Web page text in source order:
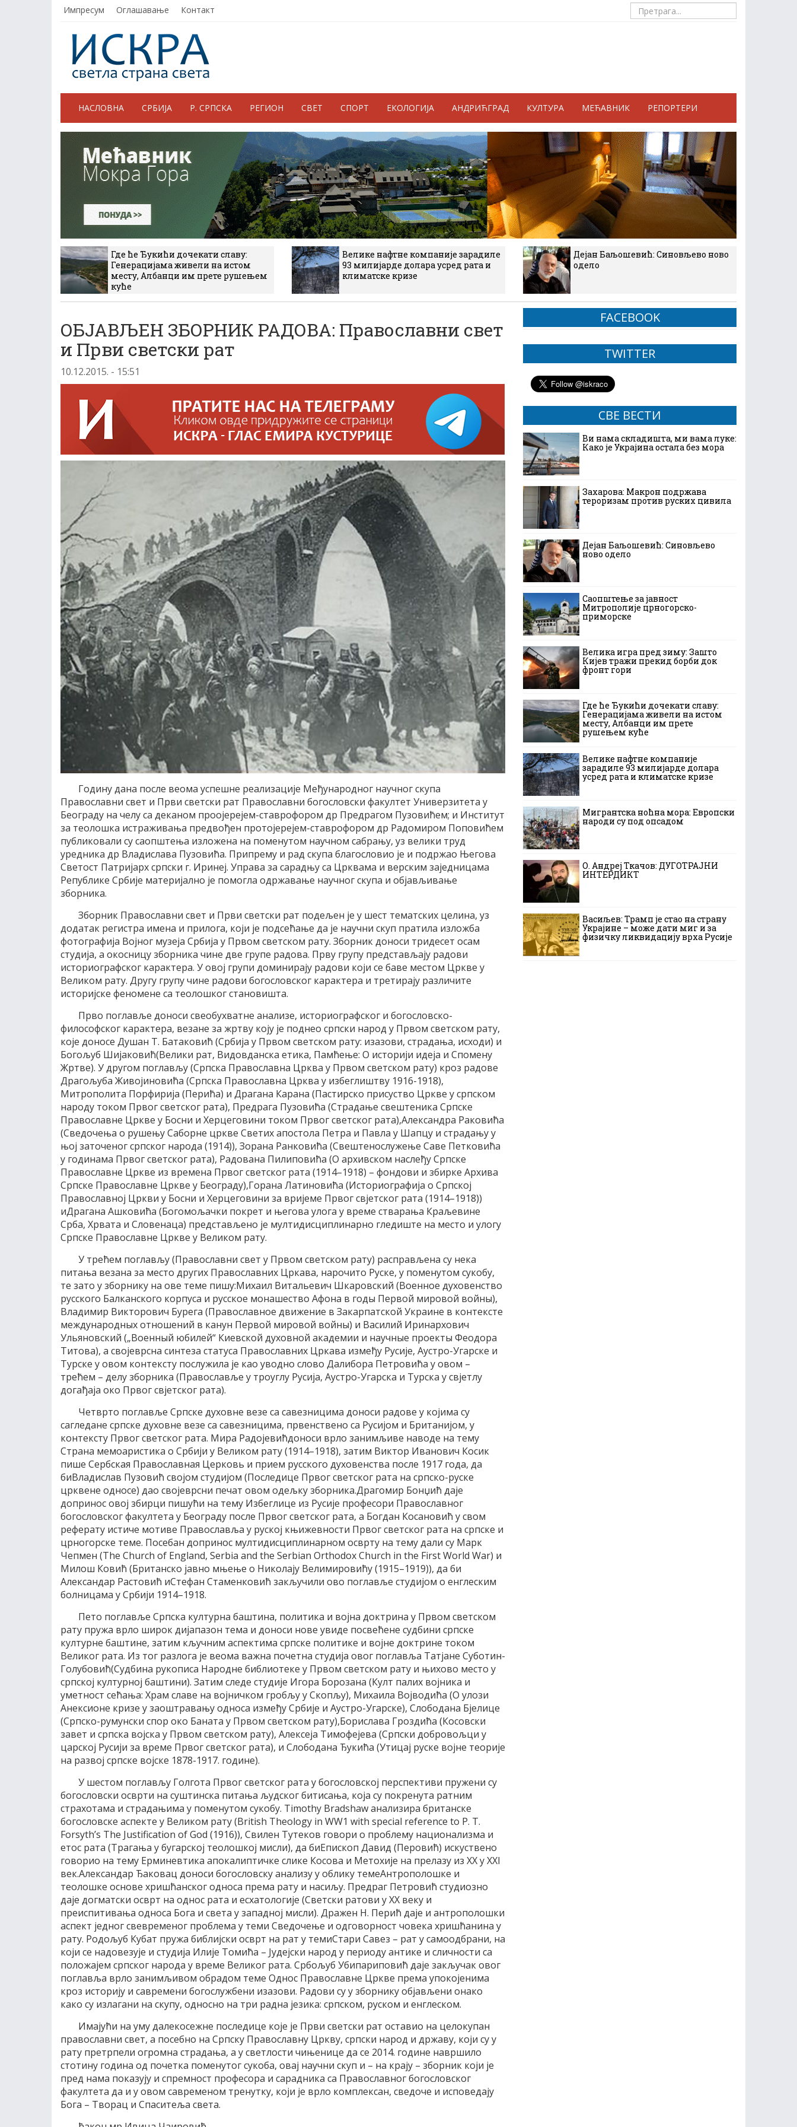
Импресум Оглашавање Контакт
НАСЛОВНА СРБИЈА Р. СРПСКА РЕГИОН СВЕТ СПОРТ ЕКОЛОГИЈА АНДРИЋГРАД КУЛТУРА МЕЋАВНИК РЕПОРТЕРИ
Где ће Ђукићи дочекати славу:
Генерацијама живели на истом
месту, Албанци им прете рушењем
куће
Велике нафтне компаније зарадиле
93 милијарде долара усред рата и
климатске кризе
Дејан Баљошевић: Синовљево ново
одело
ОБЈАВЉЕН ЗБОРНИК РАДОВА: Православни свет
и Први светски рат
10.12.2015. - 15:51
Годину дана после веома успешне реализације Међународног научног скупа
Православни свет и Први светски рат Православни богословски факултет Универзитета у
Београду на челу са деканом проојерејем-ставрофором др Предрагом Пузовићем; и Институт
за теолошка истраживања предвођен протојерејем-ставрофором др Радомиром Поповићем
публиковали су саопштења изложена на поменутом научном сабрању, уз велики труд
уредника др Владислава Пузовића. Припрему и рад скупа благословио је и подржао Његова
Светост Патријарх српски г. Иринеј. Управа за сарадњу са Црквама и верским заједницама
Републике Србије материјално је помогла одржавање научног скупа и објављивање
зборника.
Зборник Православни свет и Први светски рат подељен је у шест тематских целина, уз
додатак регистра имена и прилога, који је подсећање да је научни скуп пратила изложба
фотографија Војног музеја Србија у Првом светском рату. Зборник доноси тридесет осам
студија, а окосницу зборника чине две групе радова. Прву групу представљају радови
историографског карактера. У овој групи доминирају радови који се баве местом Цркве у
Великом рату. Другу групу чине радови богословског карактера и третирају различите
историјске феномене са теолошког становишта.
Прво поглавље доноси свеобухватне анализе, историографског и богословско-
философског карактера, везане за жртву коју је поднео српски народ у Првом светском рату,
које доносе Душан Т. Батаковић (Србија у Првом светском рату: изазови, страдања, исходи) и
Богољуб Шијаковић(Велики рат, Видовданска етика, Памћење: О историји идеја и Спомену
Жртве). У другом поглављу (Српска Православна Црква у Првом светском рату) кроз радове
Драгољуба Живојиновића (Српска Православна Црква у избеглиштву 1916-1918),
Митрополита Порфирија (Перића) и Драгана Карана (Пастирско присуствo Цркве у српском
народу током Првог светског рата), Предрага Пузовића (Страдање свештеника Српске
Православне Цркве у Босни и Херцеговини током Првог светског рата),Александра Раковића
(Сведочења о рушењу Саборне цркве Светих апостола Петра и Павла у Шапцу и страдању у
њој заточеног српског народа (1914)), Зорана Ранковића (Свештенослужење Саве Петковића
у годинама Првог светског рата), Радована Пилиповића (О архивском наслеђу Српске
Православне Цркве из времена Првог светског рата (1914–1918) – фондови и збирке Архива
Српске Православне Цркве у Београду),Горана Латиновића (Историографија о Српској
Православној Цркви у Босни и Херцеговини за вријеме Првог свјетског рата (1914–1918))
иДрагана Ашковића (Богомољачки покрет и његова улога у време стварања Краљевине
Срба, Хрвата и Словенаца) представљено је мултидисциплинарно гледиште на место и улогу
Српске Православне Цркве у Великом рату.
У трећем поглављу (Православни свет у Првом светском рату) расправљена су нека
питања везана за место других Православних Цркава, нарочито Руске, у поменутом сукобу,
те зато у зборнику на ове теме пишу:Михаил Витальевич Шкаровский (Военное духовенство
русского Балканского корпуса и русское монашество Афона в годы Первой мировой войны),
Владимир Викторович Бурега (Православное движение в Закарпатской Украине в контексте
международных отношений в канун Первой мировой войны) и Василий Иринархович
Ульяновский („Военный юбилей“ Киевской духовной академии и научные проекты Феодора
Титова), а својеврсна синтеза статуса Православних Цркава између Русије, Аустро-Угарске и
Турске у овом контексту послужила је као уводно слово Далибора Петровића у овом –
трећем – делу зборника (Православље у троуглу Русија, Аустро-Угарска и Турска у свјетлу
догађаја око Првог свјетског рата).
Четврто поглавље Српске духовне везе са савезницима доноси радове у којима су
сагледане српске духовне везе са савезницима, првенствено са Русијом и Британијом, у
контексту Првог светског рата. Мира Радојевићдоноси врло занимљиве наводе на тему
Страна мемоаристика о Србији у Великом рату (1914–1918), затим Виктор Иванович Косик
пише Сербская Православная Церковь и прием русского духовенства после 1917 года, да
биВладислав Пузовић својом студијом (Последице Првог светског рата на српско-руске
црквене односе) дао својеврсни печат овом одељку зборника.Драгомир Бонџић даје
допринос овој збирци пишући на тему Избеглице из Русије професори Православног
богословског факултета у Београду после Првог светског рата, а Богдан Косановић у свом
реферату истиче мотиве Православља у руској књижевности Првог светског рата на српске и
црногорске теме. Посебан допринос мултидисциплинарном осврту на тему дали су Марк
Чепмен (The Church of England, Serbia and the Serbian Orthodox Church in the First World War) и
Милош Ковић (Британско јавно мњење о Николају Велимировићу (1915–1919)), да би
Александар Растовић иСтефан Стаменковић закључили ово поглавље студијом о енглеским
болницама у Србији 1914–1918.
Пето поглавље Српска културна баштина, политика и војна доктрина у Првом светском
рату пружа врло широк дијапазон тема и доноси нове увиде посвећене судбини српске
културне баштине, затим кључним аспектима српске политике и војне доктрине током
Великог рата. Из тог разлога је веома важна почетна студија овог поглавља Татјане Суботин-
Голубовић(Судбина рукописа Народне библиотеке у Првом светском рату и њихово место у
српској културној баштини). Затим следе студије Игора Борозана (Култ палих војника и
уметност сећања: Храм славе на војничком гробљу у Скопљу), Михаила Војводића (О улози
Анексионе кризе у заоштравању односа између Србије и Аустро-Угарске), Слободана Бјелице
(Српско-румунски спор око Баната у Првом светском рату),Борислава Гроздића (Косовски
завет и српска војска у Првом светском рату), Алексеја Тимофејева (Српски добровољци у
царској Русији за време Првог светског рата), и Слободана Ђукића (Утицај руске војне теорије
на развој српске војске 1878-1917. године).
У шестом поглављу Голгота Првог светског рата у богословској перспективи пружени су
богословски осврти на суштинска питања људског битисања, која су покренута ратним
страхотама и страдањима у поменутом сукобу. Timothy Bradshaw анализира британске
богословске аспекте у Великом рату (British Theology in WW1 with special reference to P. T.
Forsyth’s The Justification of God (1916)), Свилен Тутеков говори о проблему национализма и
етос рата (Трагања у бугарској теолошкој мисли), да биЕпископ Давид (Перовић) искуствено
говорио на тему Ерминевтика апокалиптичке слике Косова и Метохије на прелазу из XX у XXI
век.Александар Ђаковац доноси богословску анализу у облику темеАнтрополошке и
теолошке основе хришћанског односа према рату и насиљу. Предраг Петровић студиозно
даје догматски осврт на однос рата и есхатологије (Светски ратови у XX веку и
преиспитивања односа Бога и света у западној мисли). Дражен Н. Перић даје и антрополошки
аспект једног свевременог проблема у теми Сведочење и одговорност човека хришћанина у
рату. Родољуб Кубат пружа библијски осврт на рат у темиСтари Савез – рат у самоодбрани, на
који се надовезује и студија Илије Томића – Јудејски народ у периоду антике и сличности са
положајем српског народа у време Великог рата. Србољуб Убипариповић даје закључак овог
поглавља врло занимљивом обрадом теме Однос Православне Цркве према упокојенима
кроз историју и савремени богослужбени изазови. Радови су у зборнику објављени онако
како су излагани на скупу, односно на три радна језика: српском, руском и енглеском.
Имајући на уму далекосежне последице које је Први светски рат оставио на целокупан
православни свет, а посебно на Српску Православну Цркву, српски народ и државу, који су у
рату претрпели огромна страдања, а у светлости чињенице да се 2014. године навршило
стотину година од почетка поменутог сукоба, овај научни скуп и – на крају – зборник који је
пред нама показују и спремност професора и сарадника са Православног богословског
факултета да и у овом савременом тренутку, који је врло комплексан, сведоче и исповедају
Бога – Творац и Спаситеља света.
FACEBOOK
TWITTER
СВЕ ВЕСТИ
Ви нама складишта, ми вама луке:
Како је Украјина остала без мора
Захарова: Макрон подржава
тероризам против руских цивила
Дејан Баљошевић: Синовљево
ново одело
Саопштење за јавност
Митрополије црногорско-
приморске
Велика игра пред зиму: Зашто
Кијев тражи прекид борби док
фронт гори
Где ће Ђукићи дочекати славу:
Генерацијама живели на истом
месту, Албанци им прете
рушењем куће
Велике нафтне компаније
зарадиле 93 милијарде долара
усред рата и климатске кризе
Мигрантска ноћна мора: Европски
народи су под опсадом
О. Андреј Ткачов: ДУГОТРАЈНИ
ИНТЕРДИКТ
Васиљев: Трамп је стао на страну
Украјине – може дати миг и за
физичку ликвидацију врха Русије